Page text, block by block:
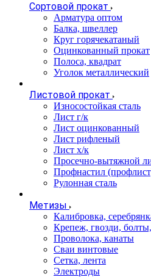
Сортовой прокат
Арматура оптом
Балка, швеллер
Круг горячекатаный
Оцинкованный прокат
Полоса, квадрат
Уголок металлический
Листовой прокат
Износостойкая сталь
Лист г/к
Лист оцинкованный
Лист рифленый
Лист х/к
Просечно-вытяжной
Профнастил
Рулонная сталь
Метизы
Калибровка,
Крепеж, гвозди,
Проволока, канаты
Сваи винтовые
Сетка, лента
Электроды